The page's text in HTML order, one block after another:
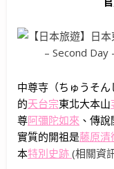
中尊寺（ちゅうそん
的天台宗東北大本山
尊阿彌陀如來 、傳
實質的開祖是藤原清
本特別史跡 (相關資